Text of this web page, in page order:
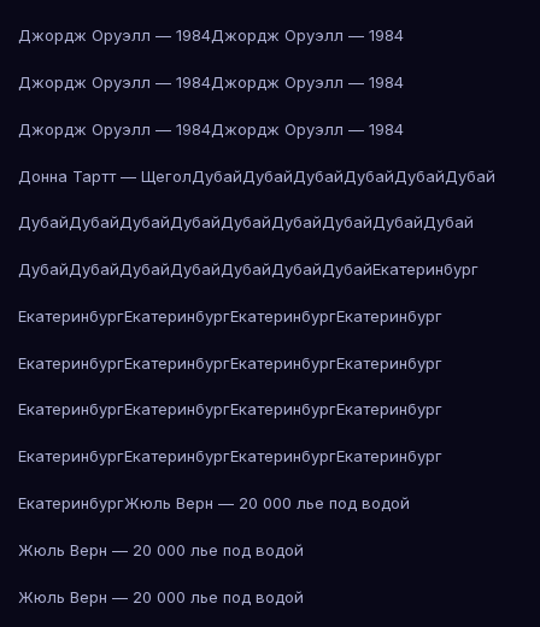
Джордж Оруэлл — 1984Джордж Оруэлл — 1984
Джордж Оруэлл — 1984Джордж Оруэлл — 1984
Джордж Оруэлл — 1984Джордж Оруэлл — 1984
Донна Тартт — ЩеголДубайДубайДубайДубайДубайДубай
ДубайДубайДубайДубайДубайДубайДубайДубайДубай
ДубайДубайДубайДубайДубайДубайДубайЕкатеринбург
ЕкатеринбургЕкатеринбургЕкатеринбургЕкатеринбург
ЕкатеринбургЕкатеринбургЕкатеринбургЕкатеринбург
ЕкатеринбургЕкатеринбургЕкатеринбургЕкатеринбург
ЕкатеринбургЕкатеринбургЕкатеринбургЕкатеринбург
ЕкатеринбургЖюль Верн — 20 000 лье под водой
Жюль Верн — 20 000 лье под водой
Жюль Верн — 20 000 лье под водой